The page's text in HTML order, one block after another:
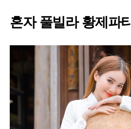
혼자 풀빌라 황제파